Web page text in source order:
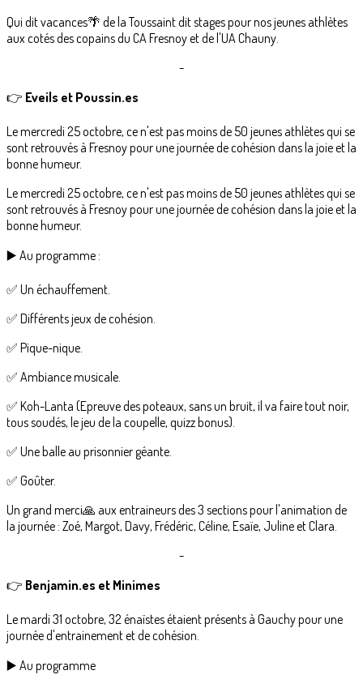
Qui dit vacances🌴 de la Toussaint dit stages pour nos jeunes athlètes
aux cotés des copains du CA Fresnoy et de l'UA Chauny.
-
👉 Eveils et Poussin.es
Le mercredi 25 octobre, ce n'est pas moins de 50 jeunes athlètes qui se
sont retrouvés à Fresnoy pour une journée de cohésion dans la joie et la
bonne humeur.
Le mercredi 25 octobre, ce n'est pas moins de 50 jeunes athlètes qui se
sont retrouvés à Fresnoy pour une journée de cohésion dans la joie et la
bonne humeur.
▶️ Au programme :
✅ Un échauffement.
✅ Différents jeux de cohésion.
✅ Pique-nique.
✅ Ambiance musicale.
✅ Koh-Lanta (Epreuve des poteaux, sans un bruit, il va faire tout noir,
tous soudés, le jeu de la coupelle, quizz bonus).
✅ Une balle au prisonnier géante.
✅ Goûter.
Un grand merci🙏 aux entraineurs des 3 sections pour l'animation de
la journée : Zoé, Margot, Davy, Frédéric, Céline, Esaïe, Juline et Clara.
-
👉 Benjamin.es et Minimes
Le mardi 31 octobre, 32 énaïstes étaient présents à Gauchy pour une
journée d'entrainement et de cohésion.
▶️ Au programme